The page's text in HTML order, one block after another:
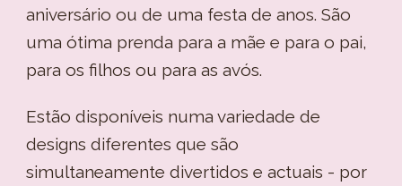
aniversário ou de uma festa de anos. São
uma ótima prenda para a mãe e para o pai,
para os filhos ou para as avós.
Estão disponíveis numa variedade de
designs diferentes que são
simultaneamente divertidos e actuais - por